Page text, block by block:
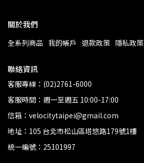
關於我們
全系列商品 我的帳戶 退款政策 隱私政策
聯絡資訊
客服專線：(02)2761-6000
客服時間：週一至週五 10:00-17:00
信箱：velocitytaipei@gmail.com
地址：105 台北市松山區塔悠路179號1樓
統一編號：25101997